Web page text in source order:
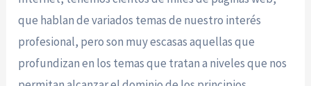
que hablan de variados temas de nuestro interés
profesional, pero son muy escasas aquellas que
profundizan en los temas que tratan a niveles que nos